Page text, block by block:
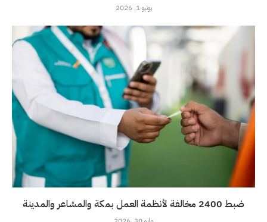
يونيو 1, 2026
ضبط 2400 مخالفة لأنظمة العمل بمكة والمشاعر والمدينة